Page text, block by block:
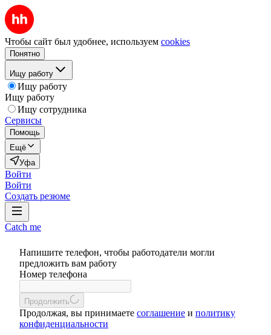
Чтобы сайт был удобнее, используем cookies
Понятно
Ищу работу
Ищу работу
Ищу работу
Ищу сотрудника
Сервисы
Помощь
Ещё
Уфа
Войти
Войти
Создать резюме
Catch me
Напишите телефон, чтобы работодатели могли
предложить вам работу
Номер телефона
Продолжить
Продолжая, вы принимаете соглашение и политику
конфиденциальности